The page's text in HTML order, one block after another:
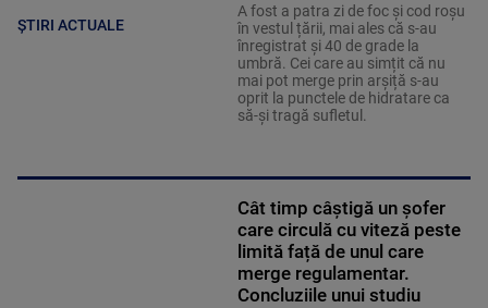
ȘTIRI ACTUALE
A fost a patra zi de foc și cod roșu
în vestul țării, mai ales că s-au
înregistrat și 40 de grade la
umbră. Cei care au simțit că nu
mai pot merge prin arșiță s-au
oprit la punctele de hidratare ca
să-și tragă sufletul.
Cât timp câștigă un șofer
care circulă cu viteză peste
limită față de unul care
merge regulamentar.
Concluziile unui studiu